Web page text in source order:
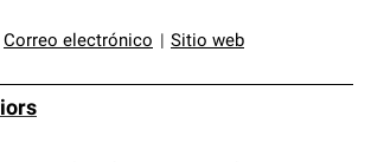
Correo electrónico Sitio web